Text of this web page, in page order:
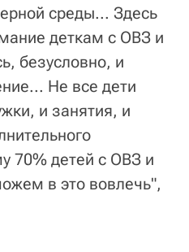
среды... Здесь
деткам с ОВЗ и
безусловно, и
Не все дети
и занятия, и
70% детей с ОВЗ и
в это вовлечь",